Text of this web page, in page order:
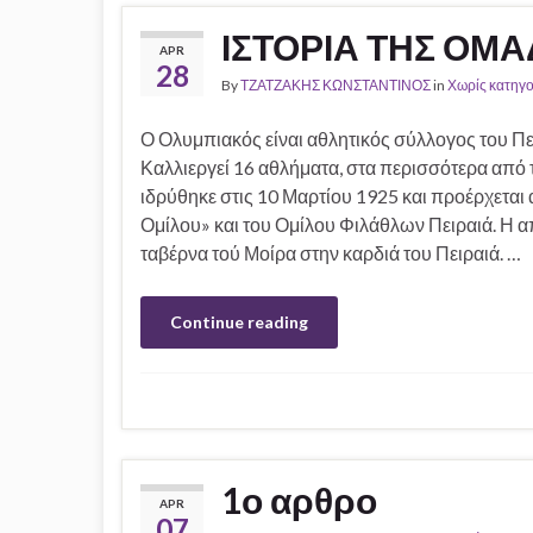
APR
28
ΙΣΤΟΡΙΑ ΤΗΣ
ByΤΖΑΤΖΑΚΗΣ ΚΩΝΣΤΑΝΤΙΝΟΣin Χωρίς
Ο Ολυμπιακός είναι αθλητικός σύλλογος του
Καλλιεργεί 16 αθλήματα, στα περισσότερα
ιδρύθηκε στις 10 Μαρτίου 1925 και
Ομίλου» και του Ομίλου Φιλάθλων Πειραιά. Η
ταβέρνα τού Μοίρα στην καρδιά του Πειραιά. …
Continue reading
APR 1ο αρθρο